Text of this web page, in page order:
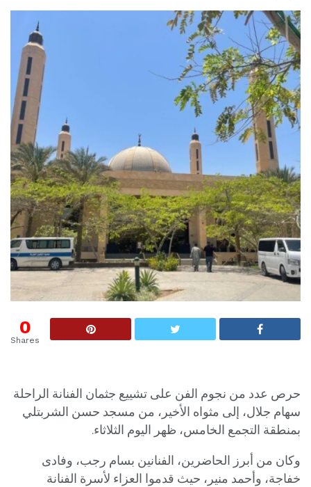
0
Shares
حرص عدد من نجوم الفن على تشييع جثمان الفنانة الراحلة
سهام جلال، إلى مثواه الأخير، من مسجد حسن الشربتلي
بمنطقة التجمع الخامس، ظهر اليوم الثلاثاء.
وكان من أبرز الحاضرين، الفنانين بسام رجب، وفادى
خفاجة، وأحمد منير، حيث قدموا العزاء لأسرة الفنانة